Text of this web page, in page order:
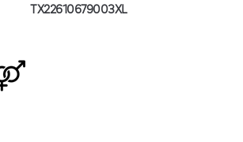
TX22610679003XL